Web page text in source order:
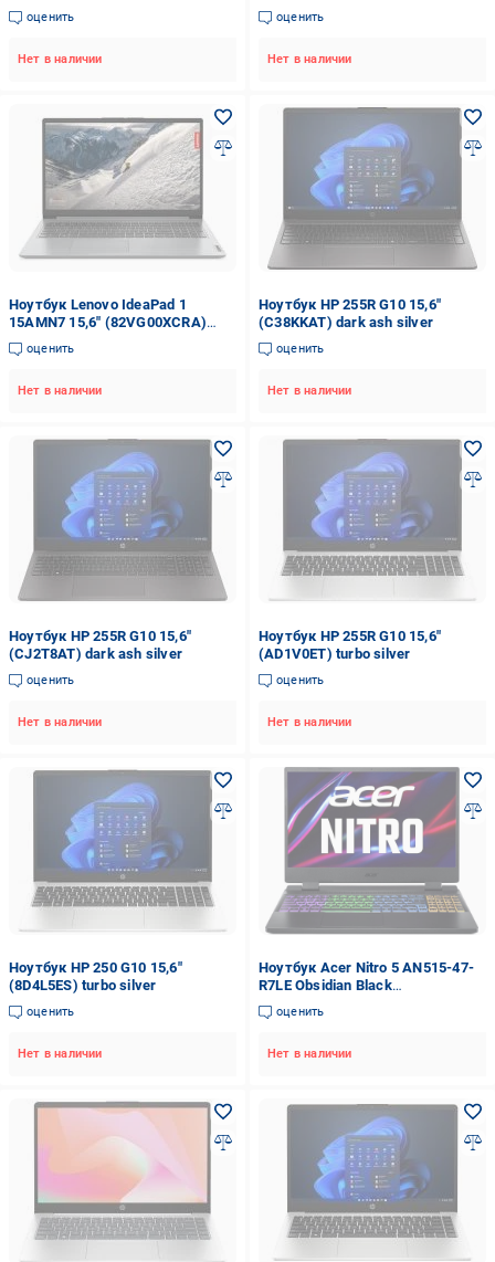
13420H 16 Гб 512 Гб SSD RTX
4050 DOS Translucent Black (9S7-
оценить
Нет в наличии
7520U 8 Гб 512 Гб SSD Radeon
610M DOS Mixed Black
оценить
Нет в наличии
Ноутбук Lenovo IdeaPad 1
15AMN7 15,6" (82VG00XCRA)
cloud grey
оценить
Нет в наличии
Ноутбук HP 255R G10 15,6"
(C38KKAT) dark ash silver
оценить
Нет в наличии
Ноутбук HP 255R G10 15,6"
(CJ2T8AT) dark ash silver
оценить
Нет в наличии
Ноутбук HP 255R G10 15,6"
(AD1V0ET) turbo silver
оценить
Нет в наличии
Ноутбук HP 250 G10 15,6"
(8D4L5ES) turbo silver
оценить
Нет в наличии
Ноутбук Acer Nitro 5 AN515-47-
R7LE Obsidian Black
(NH.QN2EU.003)
оценить
Нет в наличии